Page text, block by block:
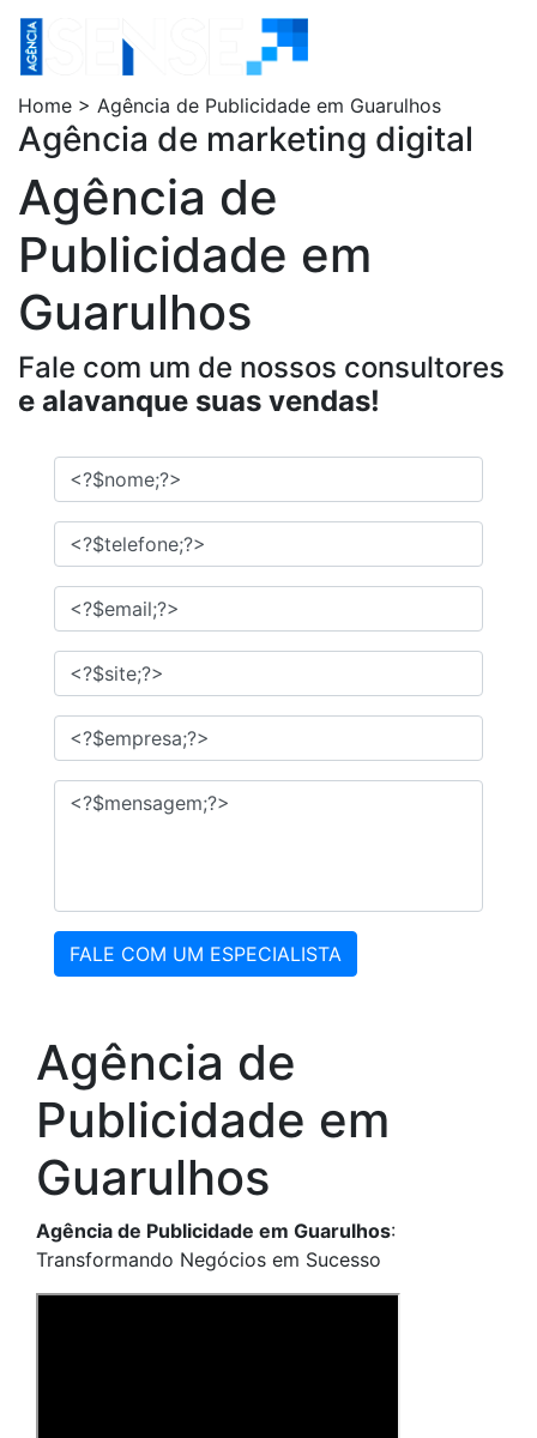
Home > Agência de Publicidade em Guarulhos
Agência de marketing digital
Agência de
Publicidade em
Guarulhos
Fale com um de nossos consultores
e alavanque suas vendas!
FALE COM UM ESPECIALISTA
Agência de
Publicidade em
Guarulhos
Agência de Publicidade em Guarulhos:
Transformando Negócios em Sucesso